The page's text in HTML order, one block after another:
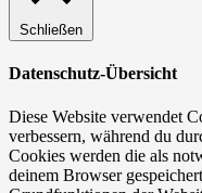
Schließen
Datenschutz-Übersicht
Diese Website verwendet
verbessern, während du
Cookies werden die als
deinem Browser